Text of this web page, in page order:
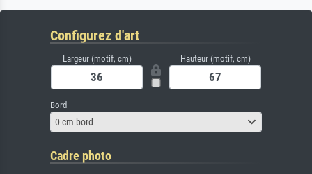
Configurez d'art
Largeur (motif, cm) Hauteur (motif, cm)
Bord
0 cm bord
Cadre photo